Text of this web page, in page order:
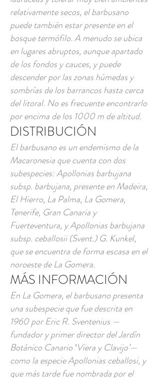
relativamente secos, el barbusano
puede también estar presente en el
bosque termófilo. A menudo se ubica
en lugares abruptos, aunque apartado
de los fondos y cauces, y puede
descender por las zonas húmedas y
sombrías de los barrancos hasta cerca
del litoral. No es frecuente encontrarlo
por encima de los 1000 m de altitud.
DISTRIBUCIÓN
El barbusano es un endemismo de la
Macaronesia que cuenta con dos
subespecies: Apollonias barbujana
subsp. barbujana, presente en Madeira,
El Hierro, La Palma, La Gomera,
Tenerife, Gran Canaria y
Fuerteventura, y Apollonias barbujana
subsp. ceballosii (Svent.) G. Kunkel,
que se encuentra de forma escasa en el
noroeste de La Gomera.
MÁS INFORMACIÓN
En La Gomera, el barbusano presenta
una subespecie que fue descrita en
1960 por Eric R. Sventenius —
fundador y primer director del Jardín
Botánico Canario ‛Viera y Clavijo’—
como la especie Apollonias ceballosi, y
que más tarde fue nombrada por el